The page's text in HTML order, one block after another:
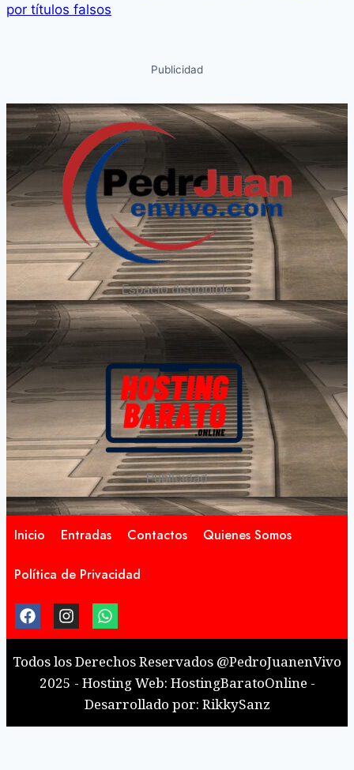
por títulos falsos
Publicidad
Espacio disponible
Publicidad
Inicio Entradas Contactos Quienes Somos
Política de Privacidad
Todos los Derechos Reservados @PedroJuanenVivo
2025 - Hosting Web: HostingBaratoOnline -
Desarrollado por: RikkySanz